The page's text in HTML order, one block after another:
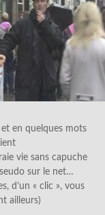
et en quelques mots
vie sans capuche
sur le net…
d’un « clic », vous
ailleurs)